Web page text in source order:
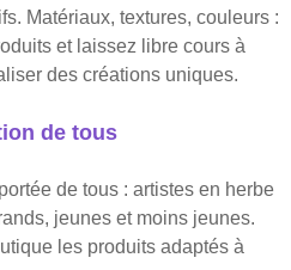
Matériaux, textures, couleurs :
et laissez libre cours à
des créations uniques.
de tous
de tous : artistes en herbe
jeunes et moins jeunes.
les produits adaptés à